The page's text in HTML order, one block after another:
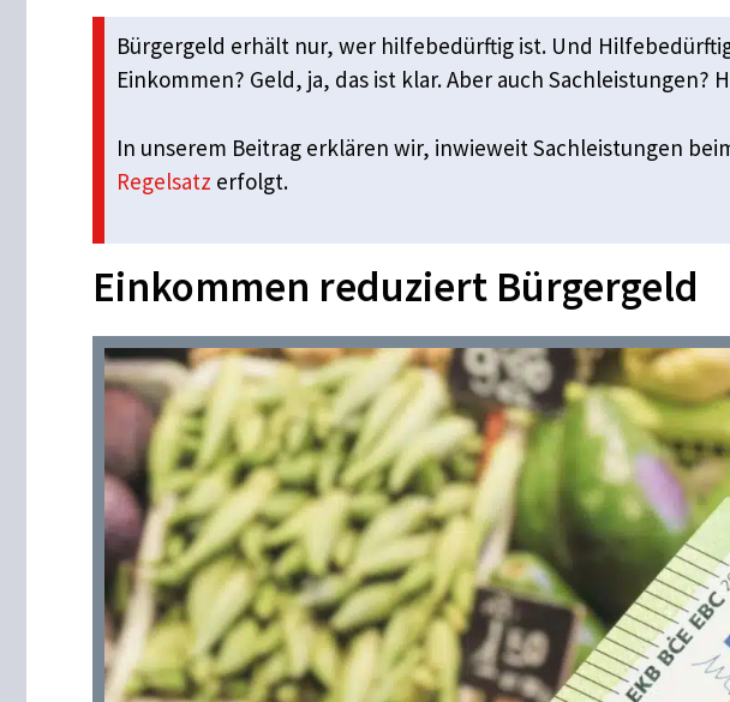
Bürgergeld erhält nur, wer hilfebedürftig ist. Und
Einkommen? Geld, ja, das ist klar. Aber auch
In unserem Beitrag erklären wir, inwieweit Sachleistungen
Regelsatz erfolgt.
Einkommen reduziert Bürgergeld